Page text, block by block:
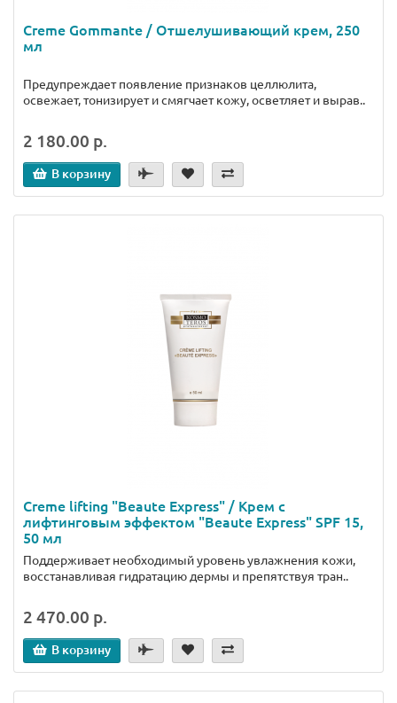
Creme Gommante / Отшелушивающий крем, 250
мл
Предупреждает появление признаков целлюлита,
освежает, тонизирует и смягчает кожу, осветляет и вырав..
2 180.00 р.
В корзину
Creme lifting "Beaute Express" / Крем с
лифтинговым эффектом "Beaute Express" SPF 15,
50 мл
Поддерживает необходимый уровень увлажнения кожи,
восстанавливая гидратацию дермы и препятствуя тран..
2 470.00 р.
В корзину